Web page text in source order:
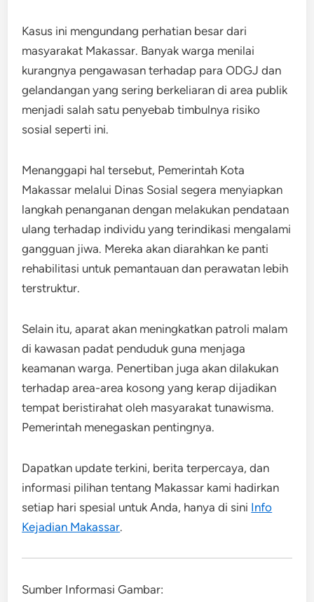
Kasus ini mengundang perhatian besar dari
masyarakat Makassar. Banyak warga menilai
kurangnya pengawasan terhadap para ODGJ dan
gelandangan yang sering berkeliaran di area publik
menjadi salah satu penyebab timbulnya risiko
sosial seperti ini.​
Menanggapi hal tersebut, Pemerintah Kota
Makassar melalui Dinas Sosial segera menyiapkan
langkah penanganan dengan melakukan pendataan
ulang terhadap individu yang terindikasi mengalami
gangguan jiwa. Mereka akan diarahkan ke panti
rehabilitasi untuk pemantauan dan perawatan lebih
terstruktur.
Selain itu, aparat akan meningkatkan patroli malam
di kawasan padat penduduk guna menjaga
keamanan warga. Penertiban juga akan dilakukan
terhadap area-area kosong yang kerap dijadikan
tempat beristirahat oleh masyarakat tunawisma.
Pemerintah menegaskan pentingnya.
Dapatkan update terkini, berita terpercaya, dan
informasi pilihan tentang Makassar kami hadirkan
setiap hari spesial untuk Anda, hanya di sini Info
Kejadian Makassar.
Sumber Informasi Gambar: